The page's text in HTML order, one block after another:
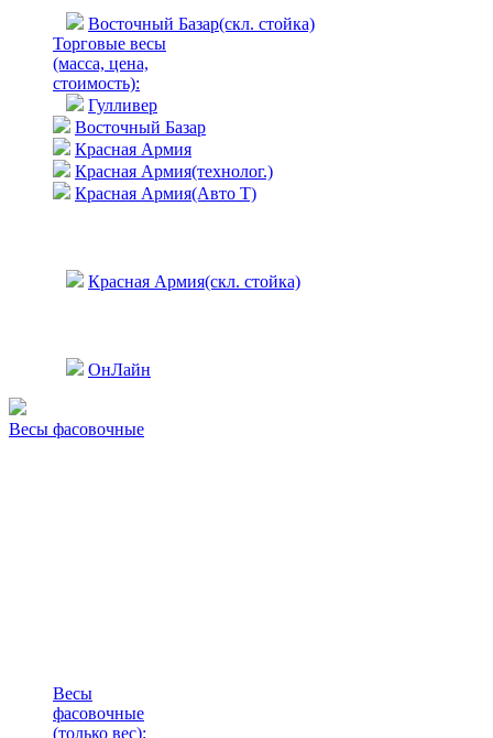
Восточный Базар(скл. стойка)
Торговые весы
(масса, цена,
стоимость):
Гулливер
Восточный Базар
Красная Армия
Красная Армия(технолог.)
Красная Армия(Авто Т)
Красная Армия(скл. стойка)
ОнЛайн
Весы фасовочные
Весы
фасовочные
(только вес):